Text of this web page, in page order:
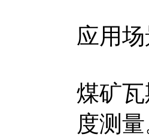
应用场
煤矿
度测